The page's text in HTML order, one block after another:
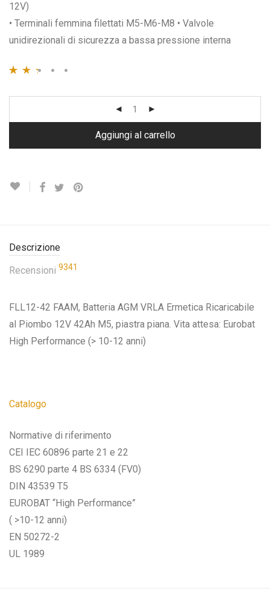
12V)
• Terminali femmina filettati M5-M6-M8 • Valvole
unidirezionali di sicurezza a bassa pressione interna
recensioni
Aggiungi al carrello
Descrizione
Recensioni 9341
FLL12-42 FAAM, Batteria AGM VRLA Ermetica Ricaricabile
al Piombo 12V 42Ah M5, piastra piana. Vita attesa: Eurobat
High Performance (> 10-12 anni)
Catalogo
Normative di riferimento
CEI IEC 60896 parte 21 e 22
BS 6290 parte 4 BS 6334 (FV0)
DIN 43539 T5
EUROBAT “High Performance”
( >10-12 anni)
EN 50272-2
UL 1989